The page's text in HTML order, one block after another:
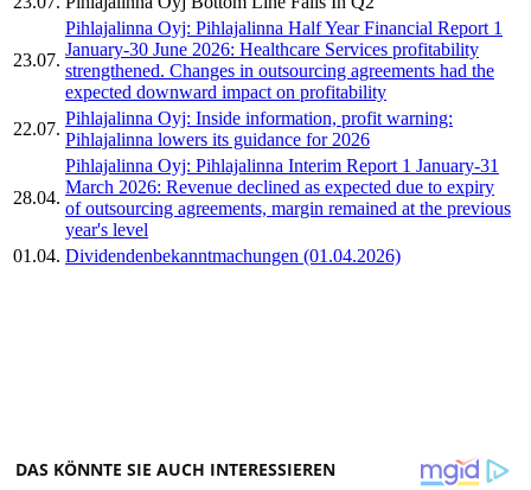
23.07.
Pihlajalinna Oyj: Pihlajalinna Half Year Financial Report 1
January-30 June 2026: Healthcare Services profitability
strengthened. Changes in outsourcing agreements had the
expected downward impact on profitability
22.07.
Pihlajalinna Oyj: Inside information, profit warning:
Pihlajalinna lowers its guidance for 2026
28.04.
Pihlajalinna Oyj: Pihlajalinna Interim Report 1 January-31
March 2026: Revenue declined as expected due to expiry
of outsourcing agreements, margin remained at the previous
year's level
01.04. Dividendenbekanntmachungen (01.04.2026)